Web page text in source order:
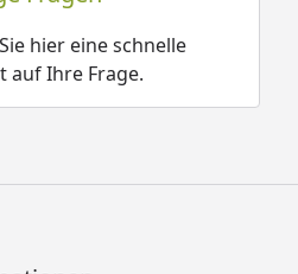
hier eine schnelle
auf Ihre Frage.